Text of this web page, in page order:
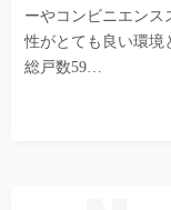
ーやコンビニエンス
性がとても良い環境
総戸数59…